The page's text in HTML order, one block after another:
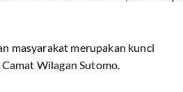
masyarakat merupakan kunci
Wilagan Sutomo.